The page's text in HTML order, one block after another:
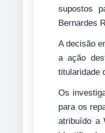
supostos
Bernardes
A decisão
a ação
titularidade
Os
para os
atribuído a